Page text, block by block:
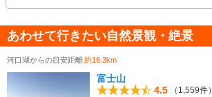
あわせて行きたい自然景観・絶景
河口湖からの目安距離約16.3km
富士山
4.5
（1,559件）